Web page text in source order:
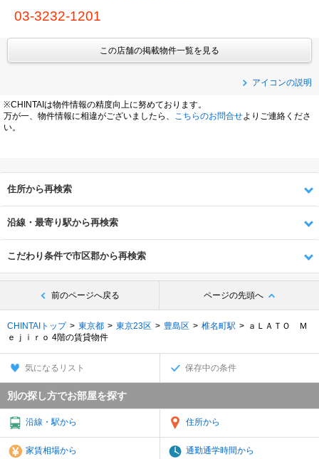
03-3232-1201
この店舗の掲載物件一覧を見る
アイコンの説明
※CHINTAIは物件情報の精度向上に努めております。
万が一、物件情報に相違がございましたら、
こちらのお問合せよりご連絡くださ
い。
住所から再検索
沿線・最寄り駅から再検索
こだわり条件で市区郡から再検索
前のページへ戻る ページの先頭へ
CHINTAIトップ 東京都 東京23区 豊島区 椎名町駅
ａＬＡＴＯ Ｍ
ｅｊｉｒｏ 4階の賃貸物件
気になるリスト 保存中の条件
別の探し方でお部屋を探す
沿線・駅から 住所から
家賃相場から 通勤通学時間から